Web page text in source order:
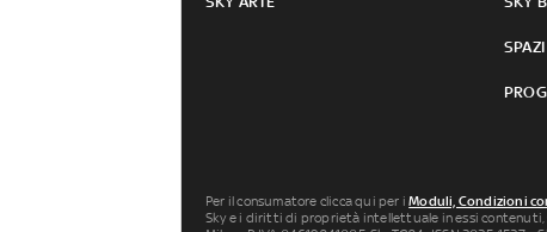
Per il consumatore clicca qui per iModuli, Condizioni
Sky e i diritti di proprietà intellettuale in essi contenuti,